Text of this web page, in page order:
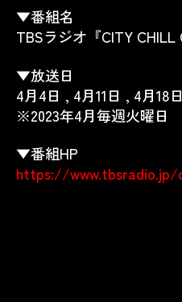
▼番組名
TBSラジオ『CITY CHILL
▼放送日
4月4日 , 4月11日 , 4月18
※2023年4月毎週火曜日
▼番組HP
https://